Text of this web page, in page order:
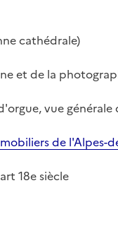
cathédrale)
et de la
vue générale
de l'Alpes-
18e siècle